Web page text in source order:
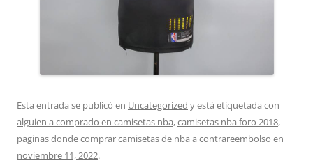
Esta entrada se publicó en Uncategorized y está etiquetada con
alguien a comprado en camisetas nba,camisetas nba foro 2018,
paginas donde comprar camisetas de nba a contrareembolso en
noviembre 11, 2022.